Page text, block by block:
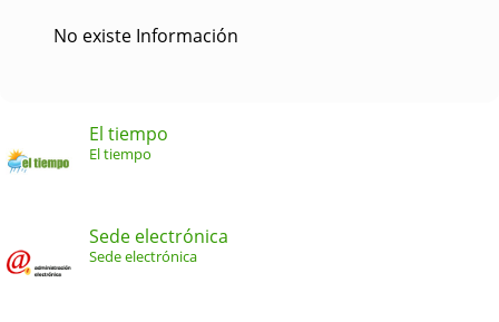
No existe Información
El tiempo
El tiempo
Sede electrónica
Sede electrónica